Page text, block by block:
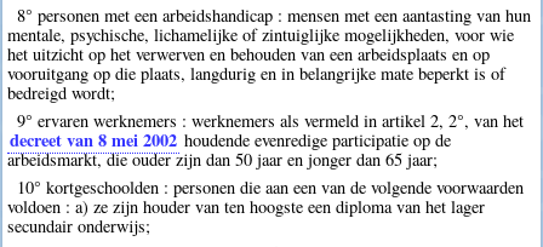
8° personen met een arbeidshandicap : mensen met een aantasting van hun
mentale, psychische, lichamelijke of zintuiglijke mogelijkheden, voor wie
het uitzicht op het verwerven en behouden van een arbeidsplaats en op
vooruitgang op die plaats, langdurig en in belangrijke mate beperkt is of
bedreigd wordt;
9° ervaren werknemers : werknemers als vermeld in artikel 2, 2°, van het
decreet van 8 mei 2002 houdende evenredige participatie op de
arbeidsmarkt, die ouder zijn dan 50 jaar en jonger dan 65 jaar;
10° kortgeschoolden : personen die aan een van de volgende voorwaarden
voldoen : a) ze zijn houder van ten hoogste een diploma van het lager
secundair onderwijs;